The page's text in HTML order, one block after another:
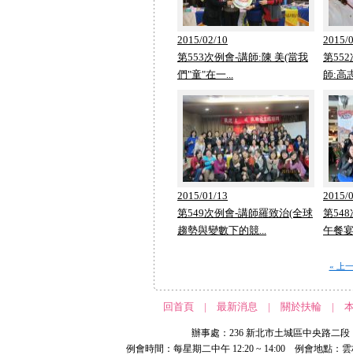
2015/02/10
第553次例會-講師:陳 美(當我
們"童"在一...
2015/
第552
師:高
2015/01/13
第549次例會-講師羅致治(全球
趨勢與變數下的競...
2015/
第548
午餐
« 上
回首頁 | 最新消息 | 關於扶輪 |
辦事處：236 新北市土城區中央路二
例會時間：每星期二中午 12:20 ~ 14:00 例會地點：